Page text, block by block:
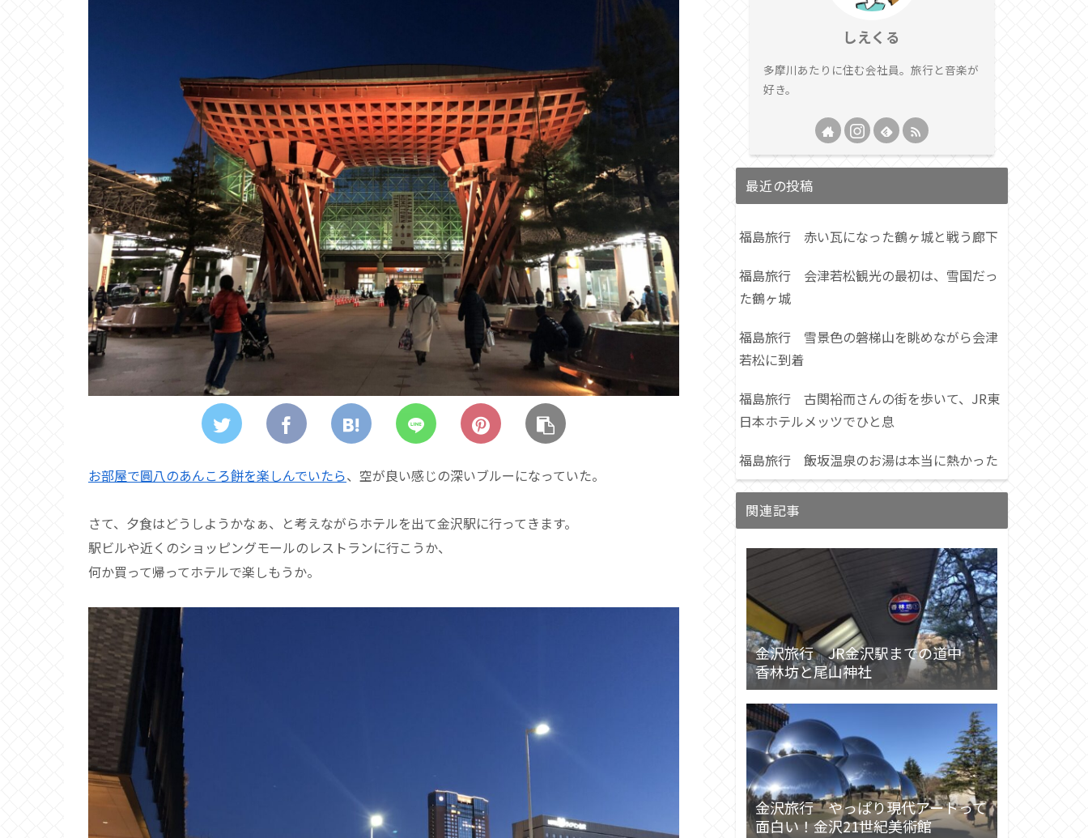
お部屋で圓八のあんころ餅を楽しんでいたら、空が良い感じの深いブルーになっていた。
さて、夕食はどうしようかなぁ、と考えながらホテルを出て金沢駅に行ってきます。
駅ビルや近くのショッピングモールのレストランに行こうか、
何か買って帰ってホテルで楽しもうか。
しえくる
多摩川あたりに住む会社員。旅行と音楽が
好き。
最近の投稿
福島旅行 赤い瓦になった鶴ヶ城と戦う廊下
福島旅行 会津若松観光の最初は、雪国だっ
た鶴ヶ城
福島旅行 雪景色の磐梯山を眺めながら会津
若松に到着
福島旅行 古関裕而さんの街を歩いて、JR東
日本ホテルメッツでひと息
福島旅行 飯坂温泉のお湯は本当に熱かった
関連記事
金沢旅行 JR金沢駅までの道中
香林坊と尾山神社
金沢旅行 やっぱり現代アートって
面白い！金沢21世紀美術館